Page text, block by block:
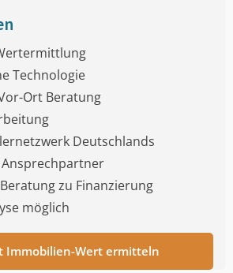
Technologie
Ort Beratung
Deutschlands
zu Finanzierung
möglich
Immobilien-Wert ermitteln